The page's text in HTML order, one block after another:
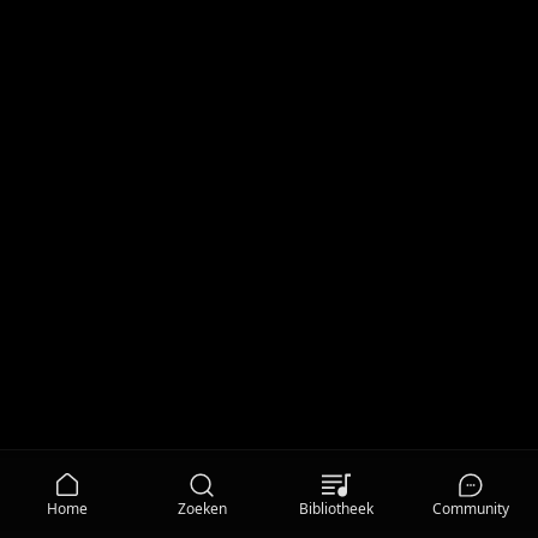
Home Zoeken Bibliotheek Community